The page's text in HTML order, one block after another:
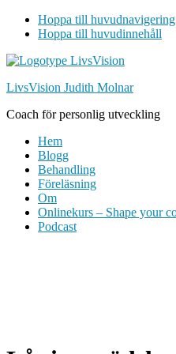
Hoppa till huvudnavigering
Hoppa till huvudinnehåll
LivsVision Judith Molnar
Coach för personlig utveckling
Hem
Blogg
Behandling
Föreläsning
Om
Onlinekurs – Shape your
Podcast